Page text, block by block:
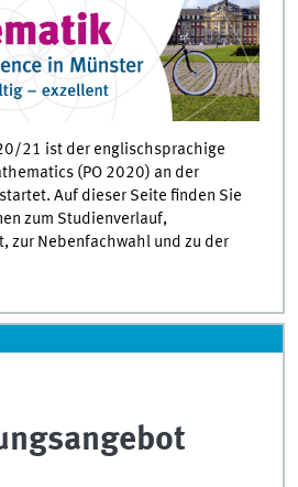
21 ist der englischsprachige
(PO 2020) an der
Auf dieser Seite finden Sie
zum Studienverlauf,
zur Nebenfachwahl und zu der